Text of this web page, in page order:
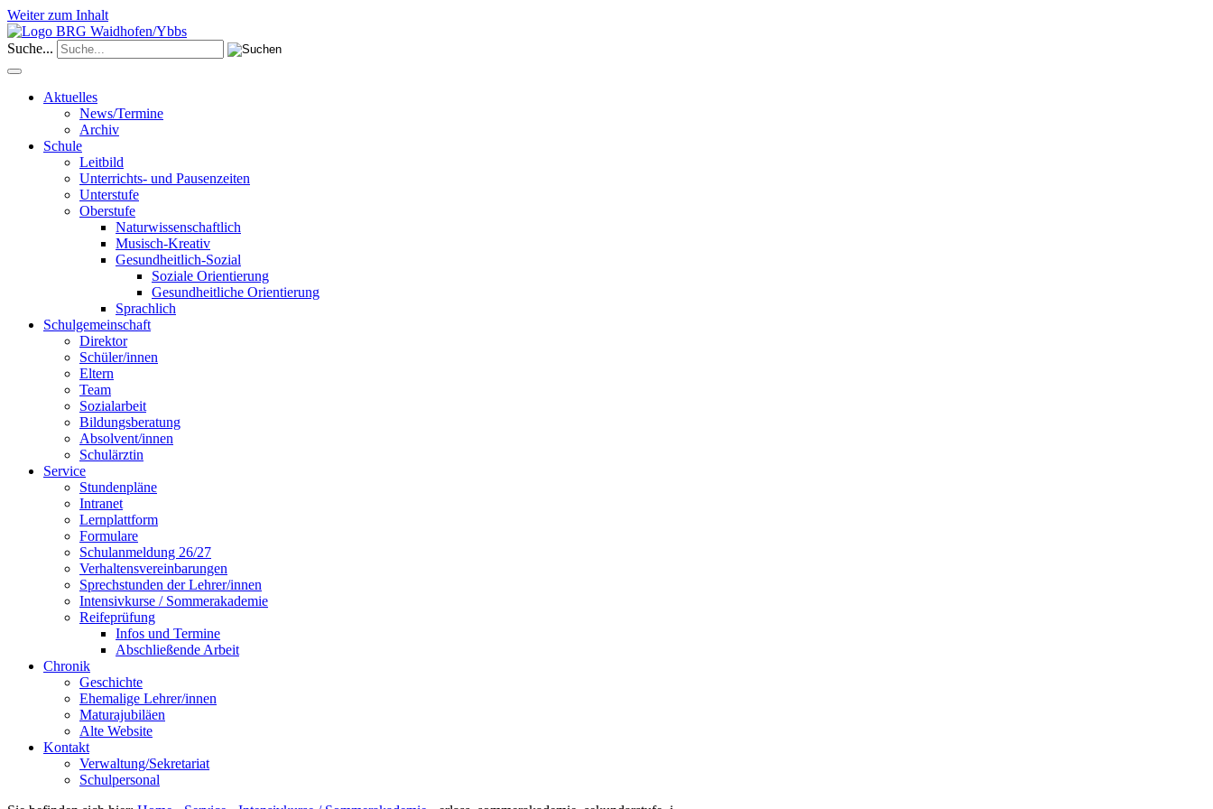
Weiter zum Inhalt
Suche...
Aktuelles
News/Termine
Archiv
Schule
Leitbild
Unterrichts- und Pausenzeiten
Unterstufe
Oberstufe
Naturwissenschaftlich
Musisch-Kreativ
Gesundheitlich-Sozial
Soziale Orientierung
Gesundheitliche Orientierung
Sprachlich
Schulgemeinschaft
Direktor
Schüler/innen
Eltern
Team
Sozialarbeit
Bildungsberatung
Absolvent/innen
Schulärztin
Service
Stundenpläne
Intranet
Lernplattform
Formulare
Schulanmeldung 26/27
Verhaltensvereinbarungen
Sprechstunden der Lehrer/innen
Intensivkurse / Sommerakademie
Reifeprüfung
Infos und Termine
Abschließende Arbeit
Chronik
Geschichte
Ehemalige Lehrer/innen
Maturajubiläen
Alte Website
Kontakt
Verwaltung/Sekretariat
Schulpersonal